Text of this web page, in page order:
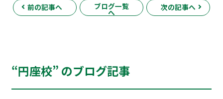
前の記事へ ブログ一覧
へ
次の記事へ
“円座校” のブログ記事